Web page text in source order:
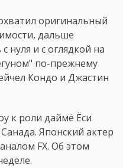
оригинальный
дальше
нуля и с оглядкой на
по-прежнему
Кондо и Джастин
к роли даймё Ёси
Японский актер
FX. Об этом